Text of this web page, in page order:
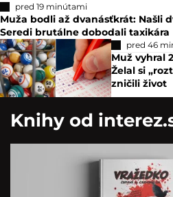
pred 19 minútami
Muža bodli až dvanásťkrát: Našli
Seredi brutálne dobodali taxikára
pred 46
Muž vyhral
Želal si
zničili život
Knihy od